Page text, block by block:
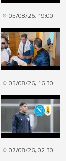
05/08/26, 19:00
05/08/26, 16:30
07/08/26, 02:30